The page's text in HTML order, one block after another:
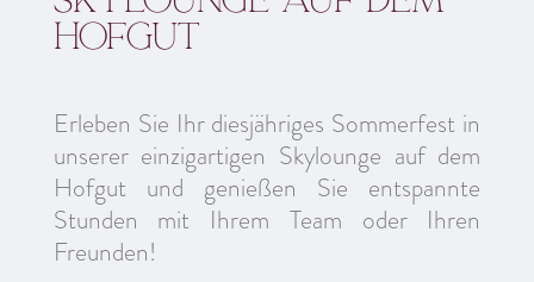
Hofgut
Erleben Sie Ihr diesjähriges Sommerfest in
unserer einzigartigen Skylounge auf dem
Hofgut und genießen Sie entspannte
Stunden mit Ihrem Team oder Ihren
Freunden!